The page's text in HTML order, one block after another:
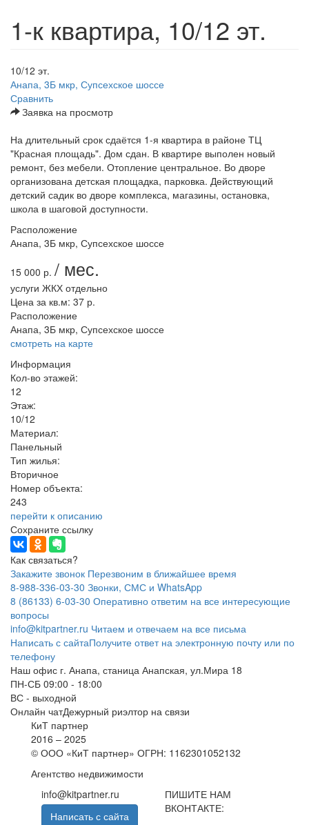
1-к квартира, 10/12 эт.
10/12 эт.
Анапа, 3Б мкр, Супсехское шоссе
Сравнить
Заявка на просмотр
На длительный срок сдаётся 1-я квартира в районе ТЦ
"Красная площадь". Дом сдан. В квартире выполен новый
ремонт, без мебели. Отопление центральное. Во дворе
организована детская площадка, парковка. Действующий
детский садик во дворе комплекса, магазины, остановка,
школа в шаговой доступности.
Расположение
Анапа, 3Б мкр, Супсехское шоссе
15 000 р. / мес.
услуги ЖКХ отдельно
Цена за кв.м: 37 р.
Расположение
Анапа, 3Б мкр, Супсехское шоссе
смотреть на карте
Информация
Кол-во этажей:
12
Этаж:
10/12
Материал:
Панельный
Тип жилья:
Вторичное
Номер объекта:
243
перейти к описанию
Сохраните ссылку
Как связаться?
Закажите звонок Перезвоним в ближайшее время
8-988-336-03-30 Звонки, СМС и WhatsApp
8 (86133) 6-03-30 Оперативно ответим на все интересующие
вопросы
info@kitpartner.ru Читаем и отвечаем на все письма
Написать с сайтаПолучите ответ на электронную почту или по
телефону
Наш офис г. Анапа, станица Анапская, ул.Мира 18
ПН-СБ 09:00 - 18:00
ВС - выходной
Онлайн чатДежурный риэлтор на связи
КиТ партнер
2016 – 2025
© ООО «КиТ партнер» ОГРН: 1162301052132
Агентство недвижимости
info@kitpartner.ru
Написать с сайта
ПИШИТЕ НАМ
ВКОНТАКТЕ: